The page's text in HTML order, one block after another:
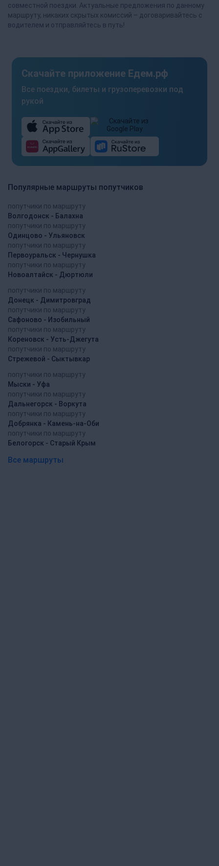
совместной поездки. Актуальные предложения по данному
маршруту, никаких скрытых комиссий – договаривайтесь с
водителем и отправляйтесь в путь!
Скачайте приложение Едем.рф
Все поездки, билеты и грузоперевозки под
рукой
Популярные маршруты попутчиков
попутчики по маршруту
Волгодонск - Балахна
попутчики по маршруту
Одинцово - Ульяновск
попутчики по маршруту
Первоуральск - Чернушка
попутчики по маршруту
Новоалтайск - Дюртюли
попутчики по маршруту
Донецк - Димитровград
попутчики по маршруту
Сафоново - Изобильный
попутчики по маршруту
Кореновск - Усть-Джегута
попутчики по маршруту
Стрежевой - Сыктывкар
попутчики по маршруту
Мыски - Уфа
попутчики по маршруту
Дальнегорск - Воркута
попутчики по маршруту
Добрянка - Камень-на-Оби
попутчики по маршруту
Белогорск - Старый Крым
Все маршруты